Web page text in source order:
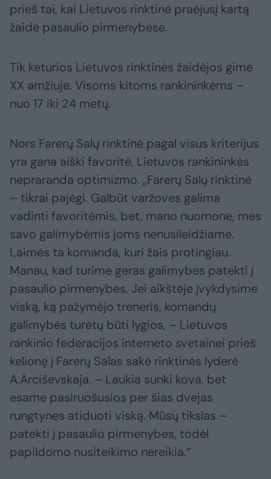
prieš tai, kai Lietuvos rinktinė praėjusį kartą
žaidė pasaulio pirmenybėse.
Tik keturios Lietuvos rinktinės žaidėjos gimė
XX amžiuje. Visoms kitoms rankininkėms –
nuo 17 iki 24 metų.
Nors Farerų Salų rinktinė pagal visus kriterijus
yra gana aiški favoritė, Lietuvos rankininkės
nepraranda optimizmo. „Farerų Salų rinktinė
– tikrai pajėgi. Galbūt varžoves galima
vadinti favoritėmis, bet, mano nuomone, mes
savo galimybėmis joms nenusileidžiame.
Laimės ta komanda, kuri žais protingiau.
Manau, kad turime geras galimybes patekti į
pasaulio pirmenybes. Jei aikštėje įvykdysime
viską, ką pažymėjo treneris, komandų
galimybės turėtų būti lygios, – Lietuvos
rankinio federacijos interneto svetainei prieš
kelionę į Farerų Salas sakė rinktinės lyderė
A.Arciševskaja. – Laukia sunki kova, bet
esame pasiruošusios per šias dvejas
rungtynes atiduoti viską. Mūsų tikslas –
patekti į pasaulio pirmenybes, todėl
papildomo nusiteikimo nereikia.“